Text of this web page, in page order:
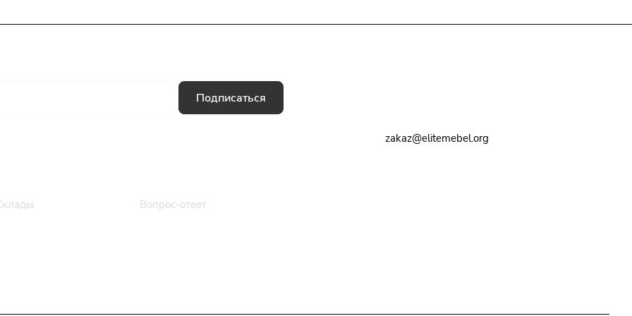
Подписаться
Вопрос-ответ
zakaz@elitemebel.org